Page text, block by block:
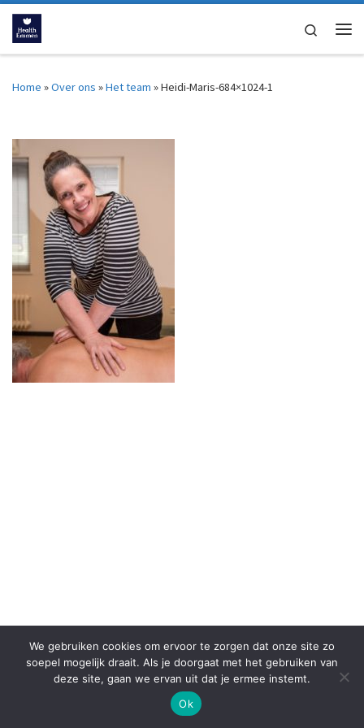
Ga naar inhoud
Search
Home »Over ons »Het team »Heidi-Maris-684×1024-1
© 2026Fysiotherapie Health Emmen– Alle rechten
voorbehouden
– Ontworpen met de
We gebruiken cookies om ervoor te zorgen dat onze site zo
soepel mogelijk draait. Als je doorgaat met het gebruiken van
deze site, gaan we ervan uit dat je ermee instemt.
Ok